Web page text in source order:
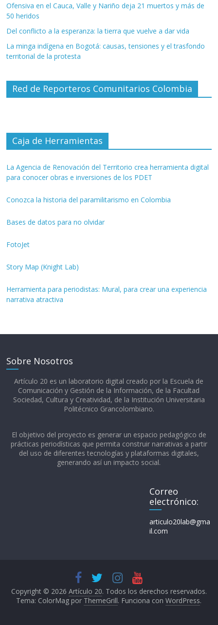
Ofensiva en el Cauca, Valle y Nariño deja 21 muertos y más de
50 heridos
Del conflicto a la esperanza: la tierra que vuelve a dar vida
La minga indígena en Bogotá: causas, tensiones y el trasfondo
territorial de la protesta
Red de Reporteros Comunitarios Colombia
Caja de Herramientas
La Agencia de Renovación del Territorio crea herramienta digital
para conocer obras e inversiones de los PDET
Conozca la historia del paramilitarismo en Colombia
Bases de datos para no olvidar
FotoJet
Story Map (Knight Lab)
Herramienta para periodistas: Mural, para crear una experiencia
narrativa atractiva
Sobre Nosotros
Artículo 20 es un laboratorio digital creado por la Escuela de
Comunicación y Gestión de la Información, de la Facultad
Sociedad, Cultura y Creatividad, de la Institución Universitaria
Politécnico Grancolombiano.​
El objetivo del proyecto es generar un espacio pedagógico de
prácticas periodísticas que permita construir narrativas a partir
del uso de diferentes tecnologías y plataformas digitales,
generando así un impacto social.
Correo
electrónico:
articulo20lab@gma
il.com
Copyright © 2026 Artículo 20. Todos los derechos reservados.
Tema: ColorMag por ThemeGrill. Funciona conWordPress.